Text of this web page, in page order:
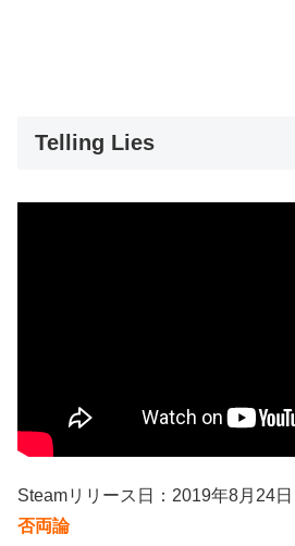
Telling Lies
Steamリリース日：2019年8月24
否両論